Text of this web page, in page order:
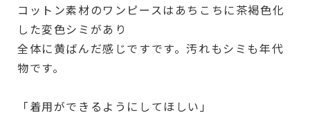
コットン素材のワンピースはあちこちに茶褐色化
した変色シミがあり
全体に黄ばんだ感じですです。汚れもシミも年代
物です。
「着用ができるようにしてほしい」